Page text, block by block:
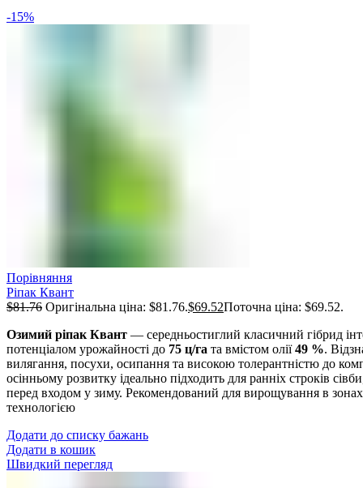
-15%
Порівняння
Ріпак Квант
$81.76 Оригінальна ціна: $81.76.$69.52Поточна ціна: $69.52.
Озимий ріпак Квант — середньостиглий класичний гібрид
потенціалом урожайності до 75 ц/га та вмістом олії49 %.
вилягання, посухи, осипання та високою толерантністю до
осінньому розвитку ідеально підходить для ранніх строків
перед входом у зиму. Рекомендований для вирощування в
технологією
Додати до списку бажань
Додати в кошик
Швидкий перегляд